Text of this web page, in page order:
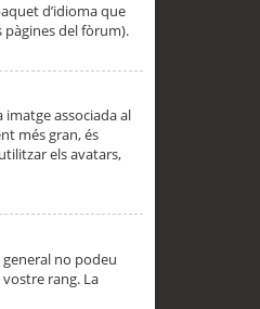
d’idioma que
pàgines del fòrum).
associada al
més gran, és
els avatars,
no podeu
rang. La